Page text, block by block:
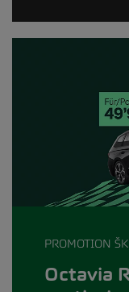
PROMOTION
Octavia